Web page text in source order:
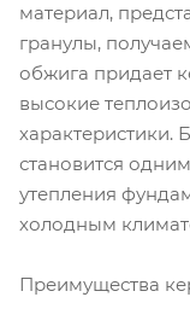
материал,
гранулы,
обжига придает
высокие
характеристики.
становится
утепления
холодным
Преимущества